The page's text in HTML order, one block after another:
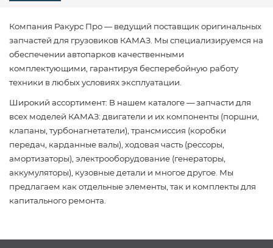
Компания Ракурс Про — ведущий поставщик оригинальных
запчастей для грузовиков КАМАЗ. Мы специализируемся на
обеспечении автопарков качественными
комплектующими, гарантируя бесперебойную работу
техники в любых условиях эксплуатации.
Широкий ассортимент: В нашем каталоге — запчасти для
всех моделей КАМАЗ: двигатели и их компоненты (поршни,
клапаны, турбонагнетатели), трансмиссия (коробки
передач, карданные валы), ходовая часть (рессоры,
амортизаторы), электрооборудование (генераторы,
аккумуляторы), кузовные детали и многое другое. Мы
предлагаем как отдельные элементы, так и комплекты для
капитального ремонта.